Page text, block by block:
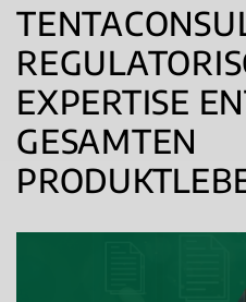
EXPERTISE
GESAMTEN